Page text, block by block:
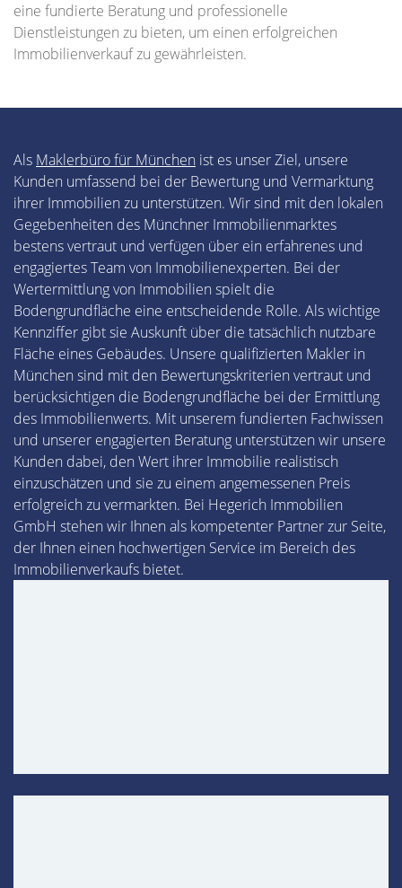
eine fundierte Beratung und professionelle
Dienstleistungen zu bieten, um einen erfolgreichen
Immobilienverkauf zu gewährleisten.
Als Maklerbüro für München ist es unser Ziel, unsere
Kunden umfassend bei der Bewertung und Vermarktung
ihrer Immobilien zu unterstützen. Wir sind mit den lokalen
Gegebenheiten des Münchner Immobilienmarktes
bestens vertraut und verfügen über ein erfahrenes und
engagiertes Team von Immobilienexperten. Bei der
Wertermittlung von Immobilien spielt die
Bodengrundfläche eine entscheidende Rolle. Als wichtige
Kennziffer gibt sie Auskunft über die tatsächlich nutzbare
Fläche eines Gebäudes. Unsere qualifizierten Makler in
München sind mit den Bewertungskriterien vertraut und
berücksichtigen die Bodengrundfläche bei der Ermittlung
des Immobilienwerts. Mit unserem fundierten Fachwissen
und unserer engagierten Beratung unterstützen wir unsere
Kunden dabei, den Wert ihrer Immobilie realistisch
einzuschätzen und sie zu einem angemessenen Preis
erfolgreich zu vermarkten. Bei Hegerich Immobilien
GmbH stehen wir Ihnen als kompetenter Partner zur Seite,
der Ihnen einen hochwertigen Service im Bereich des
Immobilienverkaufs bietet.